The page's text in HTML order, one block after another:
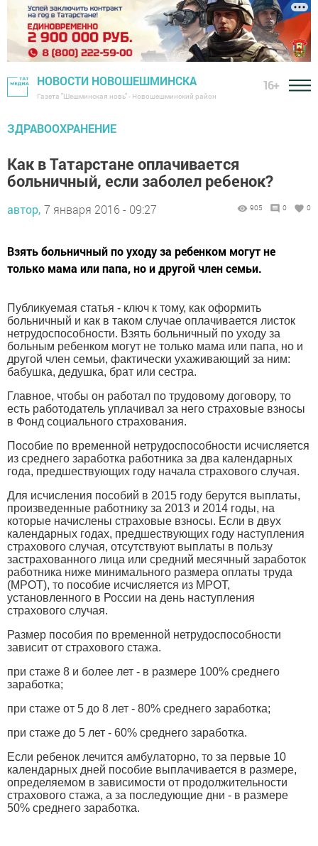
НОВОСТИ НОВОШЕШМИНСКА
Газета "Шешминская новь" - Новошешминский район
16+
ЗДРАВООХРАНЕНИЕ
Как в Татарстане оплачивается
больничный, если заболел ребенок?
автор, 7 января 2016 - 09:27 905 0 0
Взять больничный по уходу за ребенком могут не
только мама или папа, но и другой член семьи.
Публикуемая статья - ключ к тому, как оформить
больничный и как в таком случае оплачивается листок
нетрудоспособности. Взять больничный по уходу за
больным ребенком могут не только мама или папа, но и
другой член семьи, фактически ухаживающий за ним:
бабушка, дедушка, брат или сестра.
Главное, чтобы он работал по трудовому договору, то
есть работодатель уплачивал за него страховые взносы
в Фонд социального страхования.
Пособие по временной нетрудоспособности исчисляется
из среднего заработка работника за два календарных
года, предшествующих году начала страхового случая.
Для исчисления пособий в 2015 году берутся выплаты,
произведенные работнику за 2013 и 2014 годы, на
которые начислены страховые взносы. Если в двух
календарных годах, предшествующих году наступления
страхового случая, отсутствуют выплаты в пользу
застрахованного лица или средний месячный заработок
работника ниже минимального размера оплаты труда
(МРОТ), то пособие исчисляется из МРОТ,
установленного в России на день наступления
страхового случая.
Размер пособия по временной нетрудоспособности
зависит от страхового стажа.
при стаже 8 и более лет - в размере 100% среднего
заработка;
при стаже от 5 до 8 лет - 80% среднего заработка;
при стаже до 5 лет - 60% среднего заработка.
Если ребенок лечится амбулаторно, то за первые 10
календарных дней пособие выплачивается в размере,
определяемом в зависимости от продолжительности
страхового стажа, а за последующие дни - в размере
50% среднего заработка.